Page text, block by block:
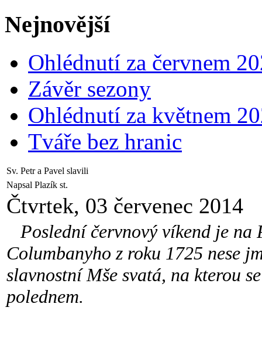
Nejnovější
Ohlédnutí za červnem
Závěr sezony
Ohlédnutí za květnem
Tváře bez hranic
Sv. Petr a Pavel slavili
Napsal Plazík st.
Čtvrtek, 03 červenec 2014
Poslední červnový víkend je na
Columbanyho z roku 1725 nese
slavnostní Mše svatá, na kterou
polednem.